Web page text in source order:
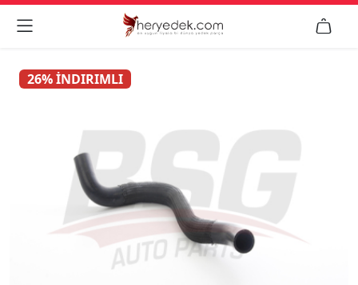
 
26% İNDIRIMLI